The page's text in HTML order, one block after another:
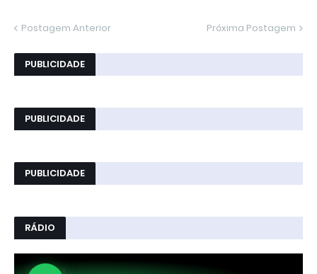
Postagem Anterior Próxima Postagem
PUBLICIDADE
PUBLICIDADE
PUBLICIDADE
RÁDIO